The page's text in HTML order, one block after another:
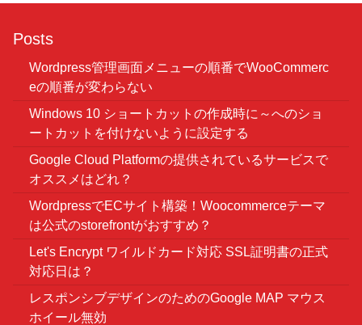
Posts
Wordpress管理画面メニューの順番でWooCommerc
eの順番が変わらない
Windows 10 ショートカットの作成時に～へのショ
ートカットを付けないように設定する
Google Cloud Platformの提供されているサービスで
オススメはどれ？
WordpressでECサイト構築！Woocommerceテーマ
は公式のstorefrontがおすすめ？
Let's Encrypt ワイルドカード対応 SSL証明書の正式
対応日は？
レスポンシブデザインのためのGoogle MAP マウス
ホイール無効